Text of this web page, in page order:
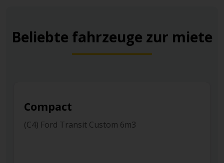
Beliebte fahrzeuge zur miete
Compact
(C4) Ford Transit Custom 6m3